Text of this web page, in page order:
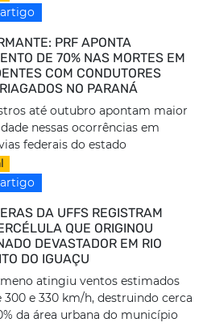
PRF APONTA
DE 70% NAS MORTES EM
COM CONDUTORES
NO PARANÁ
até outubro apontam maior
nessas ocorrências em
federais do estado
DA UFFS REGISTRAM
QUE ORIGINOU
DEVASTADOR EM RIO
DO IGUAÇU
atingiu ventos estimados
300 e 330 km/h, destruindo cerca
da área urbana do município